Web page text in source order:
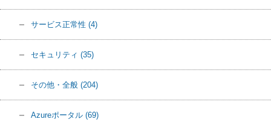
サービス正常性 (4)
セキュリティ (35)
その他・全般 (204)
Azureポータル (69)